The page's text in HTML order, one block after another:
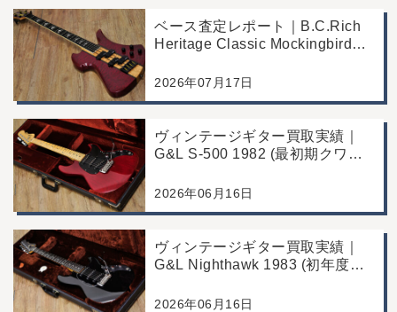
ベース査定レポート｜B.C.Rich
Heritage Classic Mockingbird
にて買取
2026年07月17日
ヴィンテージギター買取実績｜
G&L S-500 1982 (最初期クワガ
買取/コンディション良好の査定
2026年06月16日
ヴィンテージギター買取実績｜
G&L Nighthawk 1983 (初年度マ
区/店頭買取/コンディション良好
2026年06月16日